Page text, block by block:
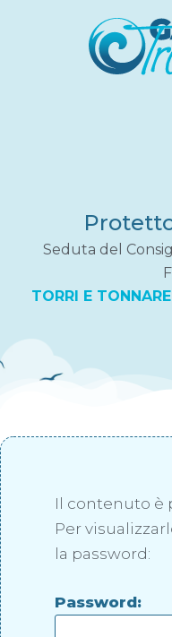
Seduta del
TORRI E
Il contenuto è
Per
la password:
Password: